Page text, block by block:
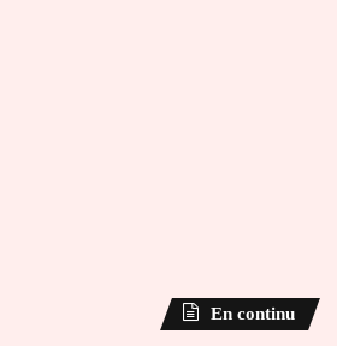
En continu